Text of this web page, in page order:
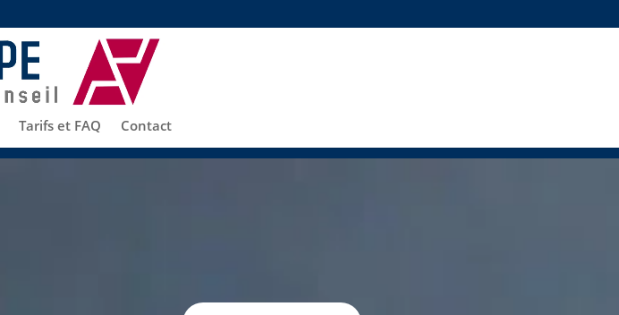
Tarifs et FAQ Contact